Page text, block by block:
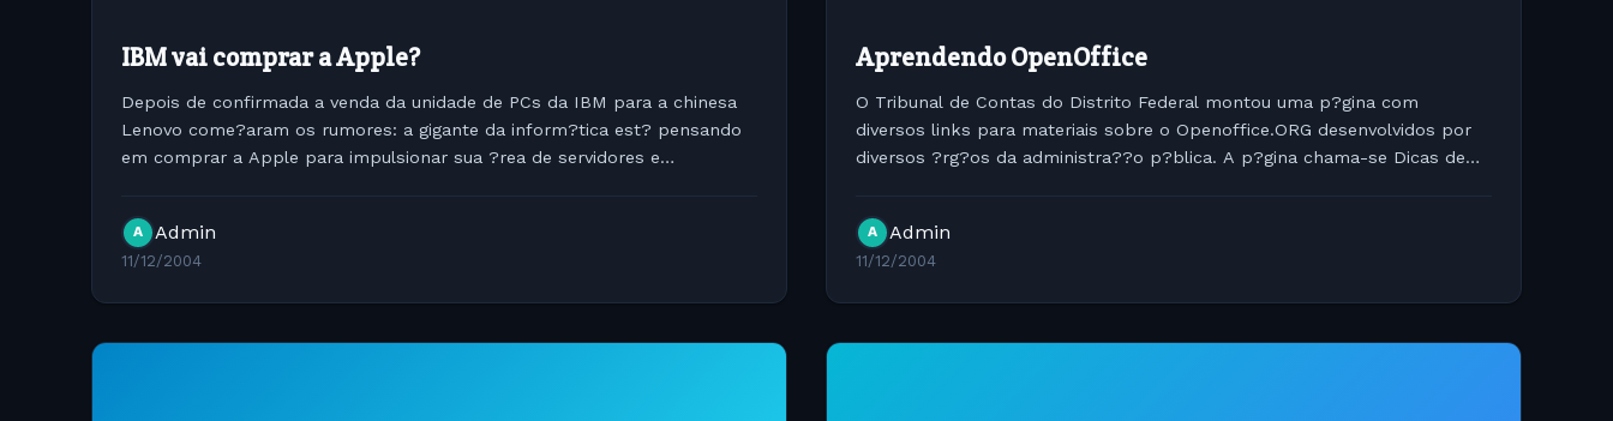
IBM vai comprar a Apple?
Depois de confirmada a venda da unidade de PCs da IBM para a chinesa
Lenovo come?aram os rumores: a gigante da inform?tica est? pensando
em comprar a Apple para impulsionar sua ?rea de servidores e
A Admin
11/12/2004
Aprendendo OpenOffice
O Tribunal de Contas do Distrito Federal montou uma p?gina com
diversos links para materiais sobre o Openoffice.ORG desenvolvidos por
diversos ?rg?os da administra??o p?blica. A p?gina chama-se Dicas de
A Admin
11/12/2004